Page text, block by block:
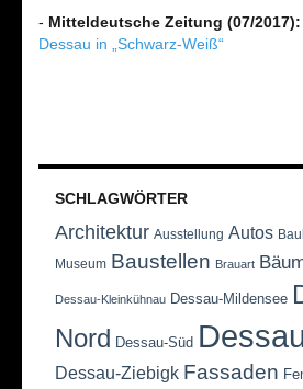
- Mitteldeutsche Zeitung (07/2017):
Dessau in „Schwarz-Weiß“
SCHLAGWÖRTER
Architektur Ausstellung Autos
Museum Baustellen Brauart
Dessau-Kleinkühnau Dessau-Mildensee
Nord Dessau-Süd
Dessau-Ziebigk Fassaden